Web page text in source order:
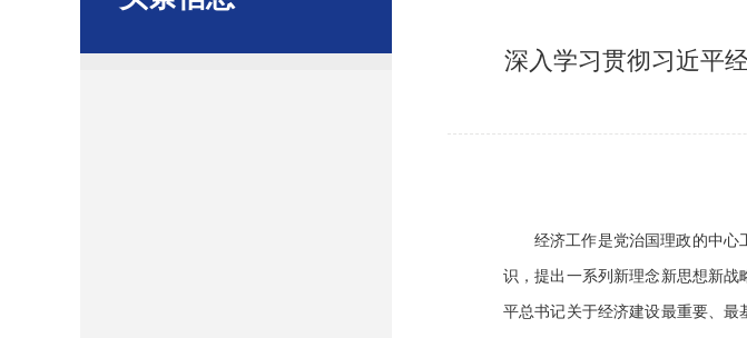
深入学习贯彻习近平
经济工作是党治国理政的中心
识，提出一系列新理念新思想新
平总书记关于经济建设最重要、最